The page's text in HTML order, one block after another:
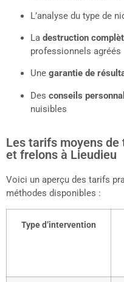
L’analyse du type de
La destruction
professionnels agréés
Une garantie de
Des conseils
nuisibles
Les tarifs moyens
et frelons à Lieudieu
Voici un aperçu des tarifs
méthodes disponibles :
Type d’intervention